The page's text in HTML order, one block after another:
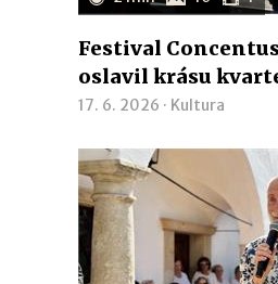
Festival
oslavil krásu
17. 6. 2026 · Kultura